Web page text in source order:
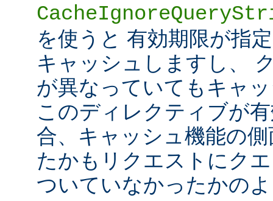
を使うと 有効期限が指
キャッシュしますし、
が異なっていてもキャ
このディレクティブが
合、キャッシュ機能の
たかもリクエストにク
ついていなかったかの